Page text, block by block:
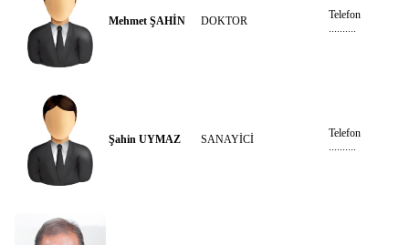
Mehmet ŞAHİN DOKTOR
Telefon
..........
Şahin UYMAZ SANAYİCİ
Telefon
..........